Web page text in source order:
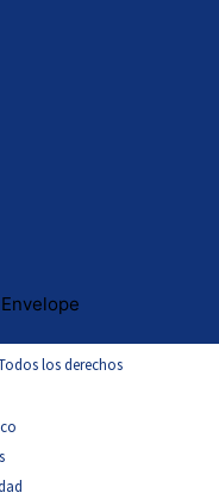
Envelope
los derechos